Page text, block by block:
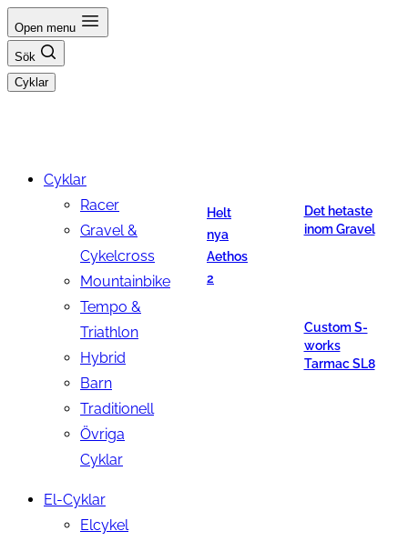
Hoppa
till
innehåll
Open menu
Sök
Cyklar
Cyklar
Racer
Gravel &
Cykelcross
Mountainbike
Tempo &
Triathlon
Hybrid
Barn
Traditionell
Övriga
Cyklar
El-Cyklar
Elcykel
Helt
nya
Aethos
2
Det hetaste
inom Gravel
Custom S-
works
Tarmac SL8